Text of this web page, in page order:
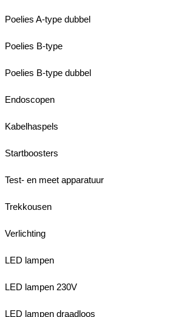
Poelies A-type dubbel
Poelies B-type
Poelies B-type dubbel
Endoscopen
Kabelhaspels
Startboosters
Test- en meet apparatuur
Trekkousen
Verlichting
LED lampen
LED lampen 230V
LED lampen draadloos